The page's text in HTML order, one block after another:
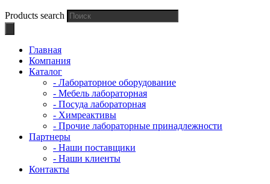
Products search
Главная
Компания
Каталог
- Лабораторное оборудование
- Мебель лабораторная
- Посуда лабораторная
- Химреактивы
- Прочие лабораторные принадлежности
Партнеры
- Наши поставщики
- Наши клиенты
Контакты